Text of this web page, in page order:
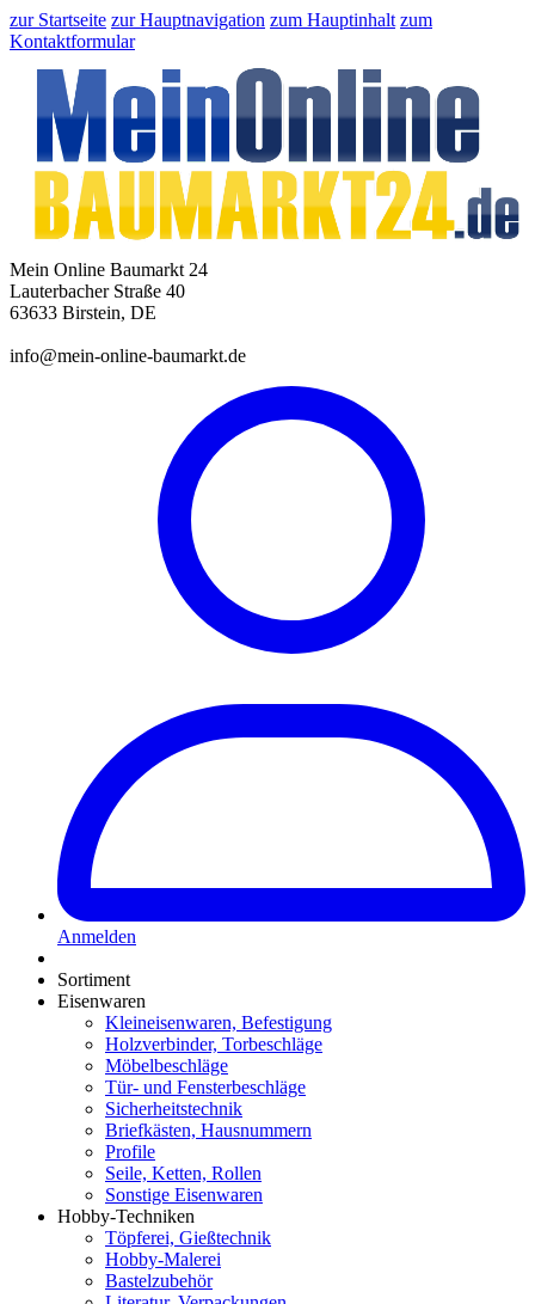
zur Startseite zur Hauptnavigation zum Hauptinhalt zum
Kontaktformular
Mein Online Baumarkt 24
Lauterbacher Straße 40
63633 Birstein, DE
info@mein-online-baumarkt.de
Anmelden
Sortiment
Eisenwaren
Kleineisenwaren, Befestigung
Holzverbinder, Torbeschläge
Möbelbeschläge
Tür- und Fensterbeschläge
Sicherheitstechnik
Briefkästen, Hausnummern
Profile
Seile, Ketten, Rollen
Sonstige Eisenwaren
Hobby-Techniken
Töpferei, Gießtechnik
Hobby-Malerei
Bastelzubehör